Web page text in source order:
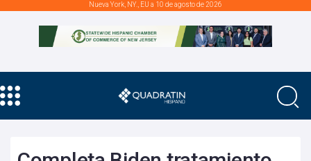
Nueva York, NY., EU a 10 de agosto de 2026